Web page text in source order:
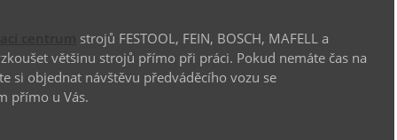
strojů FESTOOL, FEIN, BOSCH, MAFELL a
většinu strojů přímo při práci. Pokud nemáte čas na
si objednat návštěvu předváděcího vozu se
přímo u Vás.